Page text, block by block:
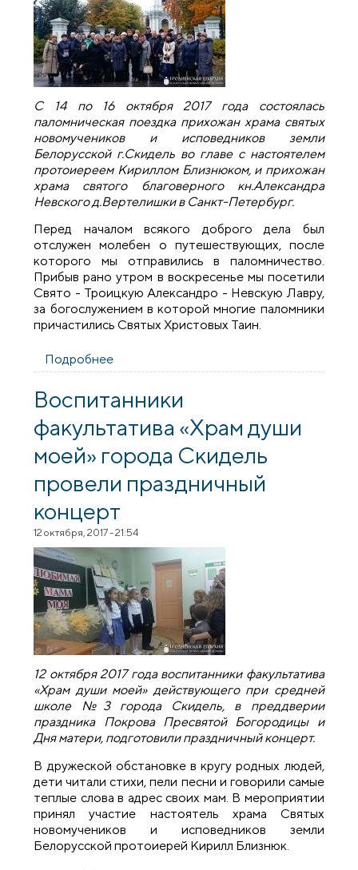
С 14 по 16 октября 2017 года состоялась
паломническая поездка прихожан храма святых
новомучеников и исповедников земли
Белорусской г.Скидель во главе с настоятелем
протоиереем Кириллом Близнюком, и прихожан
храма святого благоверного кн.Александра
Невского д.Вертелишки в Санкт-Петербург.
Перед началом всякого доброго дела был
отслужен молебен о путешествующих, после
которого мы отправились в паломничество.
Прибыв рано утром в воскресенье мы посетили
Свято - Троицкую Александро - Невскую Лавру,
за богослужением в которой многие паломники
причастились Святых Христовых Таин.
Подробнее
совершили паломничество по святым
Воспитанники
факультатива «Храм души
моей» города Скидель
провели праздничный
концерт
12 октября, 2017 - 21:54
12 октября 2017 года воспитанники факультатива
«Храм души моей» действующего при средней
школе №3 города Скидель, в преддверии
праздника Покрова Пресвятой Богородицы и
Дня матери, подготовили праздничный концерт.
В дружеской обстановке в кругу родных людей,
дети читали стихи, пели песни и говорили самые
теплые слова в адрес своих мам. В мероприятии
принял участие настоятель храма Святых
новомучеников и исповедников земли
Белорусской протоиерей Кирилл Близнюк.